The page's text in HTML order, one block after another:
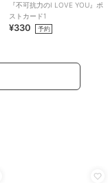
『不可抗力のI LOVE YOU』ポ
ストカード1
¥330 予約